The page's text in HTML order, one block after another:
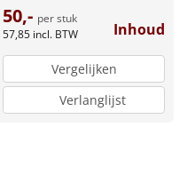
50,- per stuk
57,85 incl. BTW Inhoud
Vergelijken
Verlanglijst